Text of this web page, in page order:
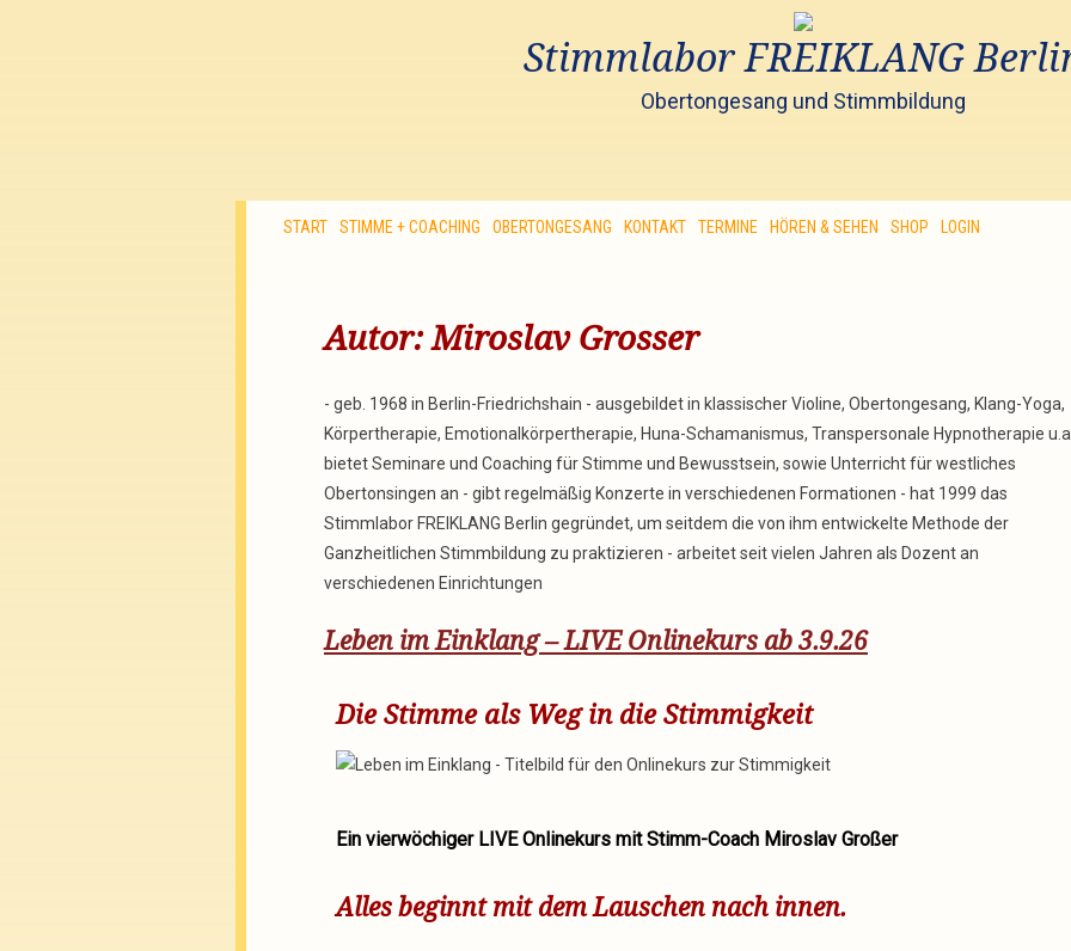
Stimmlabor FREIKLANG
Obertongesang und Stimmbildung
START STIMME + COACHING OBERTONGESANG KONTAKT TERMINE HÖREN & SEHEN SHOP LOGIN
Autor:Miroslav Grosser
- geb. 1968 in Berlin-Friedrichshain - ausgebildet in klassischer Violine, Obertongesang, Klang-Yoga,
Körpertherapie, Emotionalkörpertherapie, Huna-Schamanismus, Transpersonale Hypnotherapie
bietet Seminare und Coaching für Stimme und Bewusstsein, sowie Unterricht für westliches
Obertonsingen an - gibt regelmäßig Konzerte in verschiedenen Formationen - hat 1999 das
Stimmlabor FREIKLANG Berlin gegründet, um seitdem die von ihm entwickelte Methode der
Ganzheitlichen Stimmbildung zu praktizieren - arbeitet seit vielen Jahren als Dozent an
verschiedenen Einrichtungen
Leben im Einklang – LIVE Onlinekurs ab 3.9.26
Die Stimme als Weg in die Stimmigkeit
Ein vierwöchiger LIVE Onlinekurs mit Stimm-Coach Miroslav Großer
Alles beginnt mit dem Lauschen nach innen.